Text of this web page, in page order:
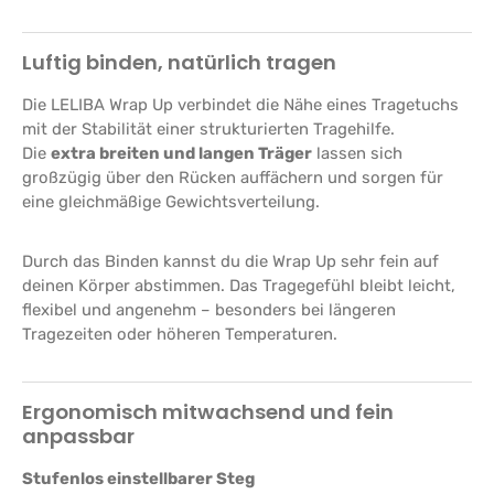
Luftig binden, natürlich tragen
Die LELIBA Wrap Up verbindet die Nähe eines Tragetuchs
mit der Stabilität einer strukturierten Tragehilfe.
Die extra breiten und langen Träger lassen sich
großzügig über den Rücken auffächern und sorgen für
eine gleichmäßige Gewichtsverteilung.
Durch das Binden kannst du die Wrap Up sehr fein auf
deinen Körper abstimmen. Das Tragegefühl bleibt leicht,
flexibel und angenehm – besonders bei längeren
Tragezeiten oder höheren Temperaturen.
Ergonomisch mitwachsend und fein
anpassbar
Stufenlos einstellbarer Steg